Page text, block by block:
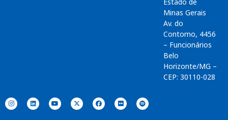
Minas Gerais
Av. do
Contorno, 4456
– Funcionários
Belo
Horizonte/MG –
CEP: 30110-028